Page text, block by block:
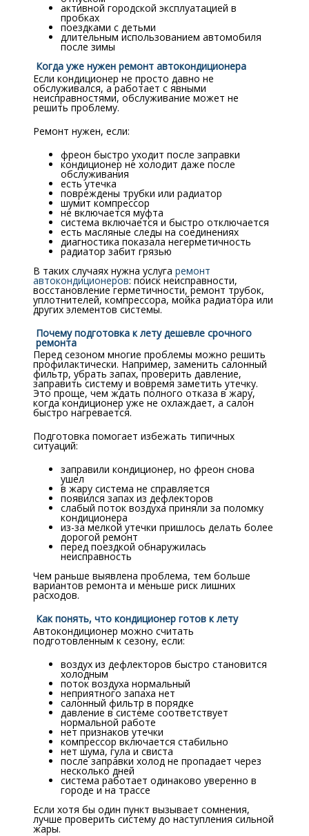
активной городской эксплуатацией в
пробках
поездками с детьми
длительным использованием автомобиля
после зимы
Когда уже нужен ремонт автокондиционера
Если кондиционер не просто давно не
обслуживался, а работает с явными
неисправностями, обслуживание может не
решить проблему.
Ремонт нужен, если:
фреон быстро уходит после заправки
кондиционер не холодит даже после
обслуживания
есть утечка
повреждены трубки или радиатор
шумит компрессор
не включается муфта
система включается и быстро отключается
есть масляные следы на соединениях
диагностика показала негерметичность
радиатор забит грязью
В таких случаях нужна услугаремонт
автокондиционеров: поиск неисправности,
восстановление герметичности, ремонт трубок,
уплотнителей, компрессора, мойка радиатора или
других элементов системы.
Почему подготовка к лету дешевле срочного
ремонта
Перед сезоном многие проблемы можно решить
профилактически. Например, заменить салонный
фильтр, убрать запах, проверить давление,
заправить систему и вовремя заметить утечку.
Это проще, чем ждать полного отказа в жару,
когда кондиционер уже не охлаждает, а салон
быстро нагревается.
Подготовка помогает избежать типичных
ситуаций:
заправили кондиционер, но фреон снова
ушел
в жару система не справляется
появился запах из дефлекторов
слабый поток воздуха приняли за поломку
кондиционера
из-за мелкой утечки пришлось делать более
дорогой ремонт
перед поездкой обнаружилась
неисправность
Чем раньше выявлена проблема, тем больше
вариантов ремонта и меньше риск лишних
расходов.
Как понять, что кондиционер готов к лету
Автокондиционер можно считать
подготовленным к сезону, если:
воздух из дефлекторов быстро становится
холодным
поток воздуха нормальный
неприятного запаха нет
салонный фильтр в порядке
давление в системе соответствует
нормальной работе
нет признаков утечки
компрессор включается стабильно
нет шума, гула и свиста
после заправки холод не пропадает через
несколько дней
система работает одинаково уверенно в
городе и на трассе
Если хотя бы один пункт вызывает сомнения,
лучше проверить систему до наступления сильной
жары.